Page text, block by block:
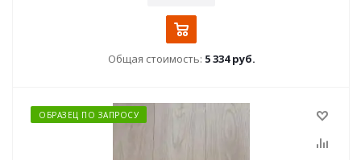
Общая стоимость: 5 334 руб.
ОБРАЗЕЦ ПО ЗАПРОСУ